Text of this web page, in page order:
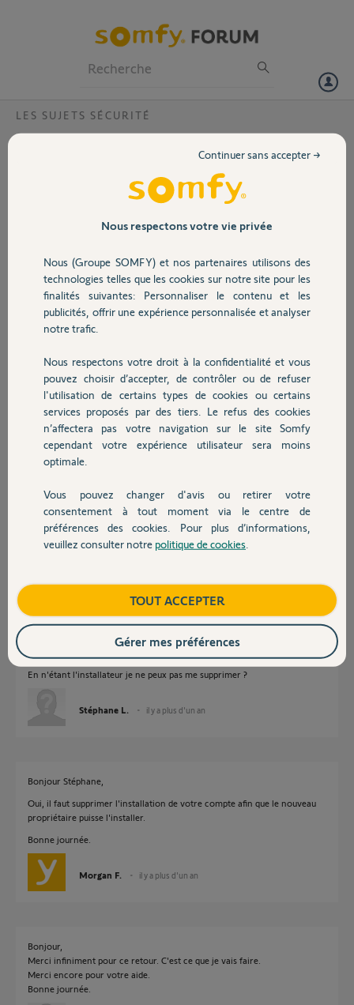
Volet
Sécurité
Domotique
Chauffage
Autres produits
Devis avec un pro
Contact
LES SUJETS SÉCURITÉ
Partir d'une installation ?
J'ai plusieurs installations Somfy sur mon téléphone dont une qui est
installation pour ne plus recevoir les notifications. Le nouvel
vous comment faire pour qu'il me supprime ?
Merci d'avance pour votre aide.
Stéphane L.
Participer au fil de discussion
Réponses
Si vous n'êtes pas l'installateur, aller dans mes utilisateurs, cliquer sur
votre adresse mail et vous devez avoir le bouton Supprimer.
JACKY M. il y a plus d'un an
Bonjour,
l'installateur. Donc, je n'ai pas d'autre moyen que de supprimer cette
installation et que mon nouvel acquéreur l'installe avec son mobile à lui.
En n'étant l'installateur je ne peux pas me supprimer ?
Stéphane L. il y a plus d'un an
Bonjour Stéphane,
Oui, il faut supprimer l'installation de votre compte afin que le nouveau
propriétaire puisse l'installer.
Bonne journée.
Morgan F. il y a plus d'un an
Bonjour,
Merci infiniment pour ce retour. C'est ce que je vais faire.
Merci encore pour votre aide.
Bonne journée.
Nous respectons votre vie privée
Nous (Groupe SOMFY) et nos partenaires utilisons des
technologies telles que les cookies sur notre site pour les
finalités suivantes: Personnaliser le contenu et les
publicités, offrir une expérience personnalisée et analyser
notre trafic.
Nous respectons votre droit à la confidentialité et vous
pouvez choisir d’accepter, de contrôler ou de refuser
l'utilisation de certains types de cookies ou certains
services proposés par des tiers. Le refus des cookies
n’affectera pas votre navigation sur le site Somfy
cependant votre expérience utilisateur sera moins
optimale.
Vous pouvez changer d'avis ou retirer votre
consentement à tout moment via le centre de
préférences des cookies. Pour plus d’informations,
veuillez consulter notre politique de cookies
Continuer sans accepter →
TOUT ACCEPTER
Gérer mes préférences